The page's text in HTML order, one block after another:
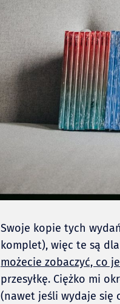
Swoje kopie tych
komplet), więc te są
możecie zobaczyć, co
przesyłkę. Ciężko mi
(nawet jeśli wydaje się